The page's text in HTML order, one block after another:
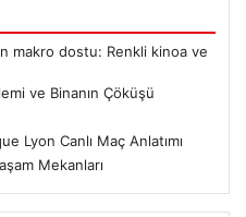
makro dostu: Renkli kinoa ve
ve Binanın Çöküşü
Lyon Canlı Maç Anlatımı
Mekanları